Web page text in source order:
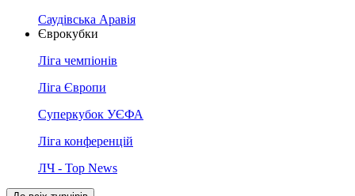
Саудівська Аравія
Єврокубки
Ліга чемпіонів
Ліга Європи
Суперкубок УЄФА
Ліга конференцій
ЛЧ - Top News